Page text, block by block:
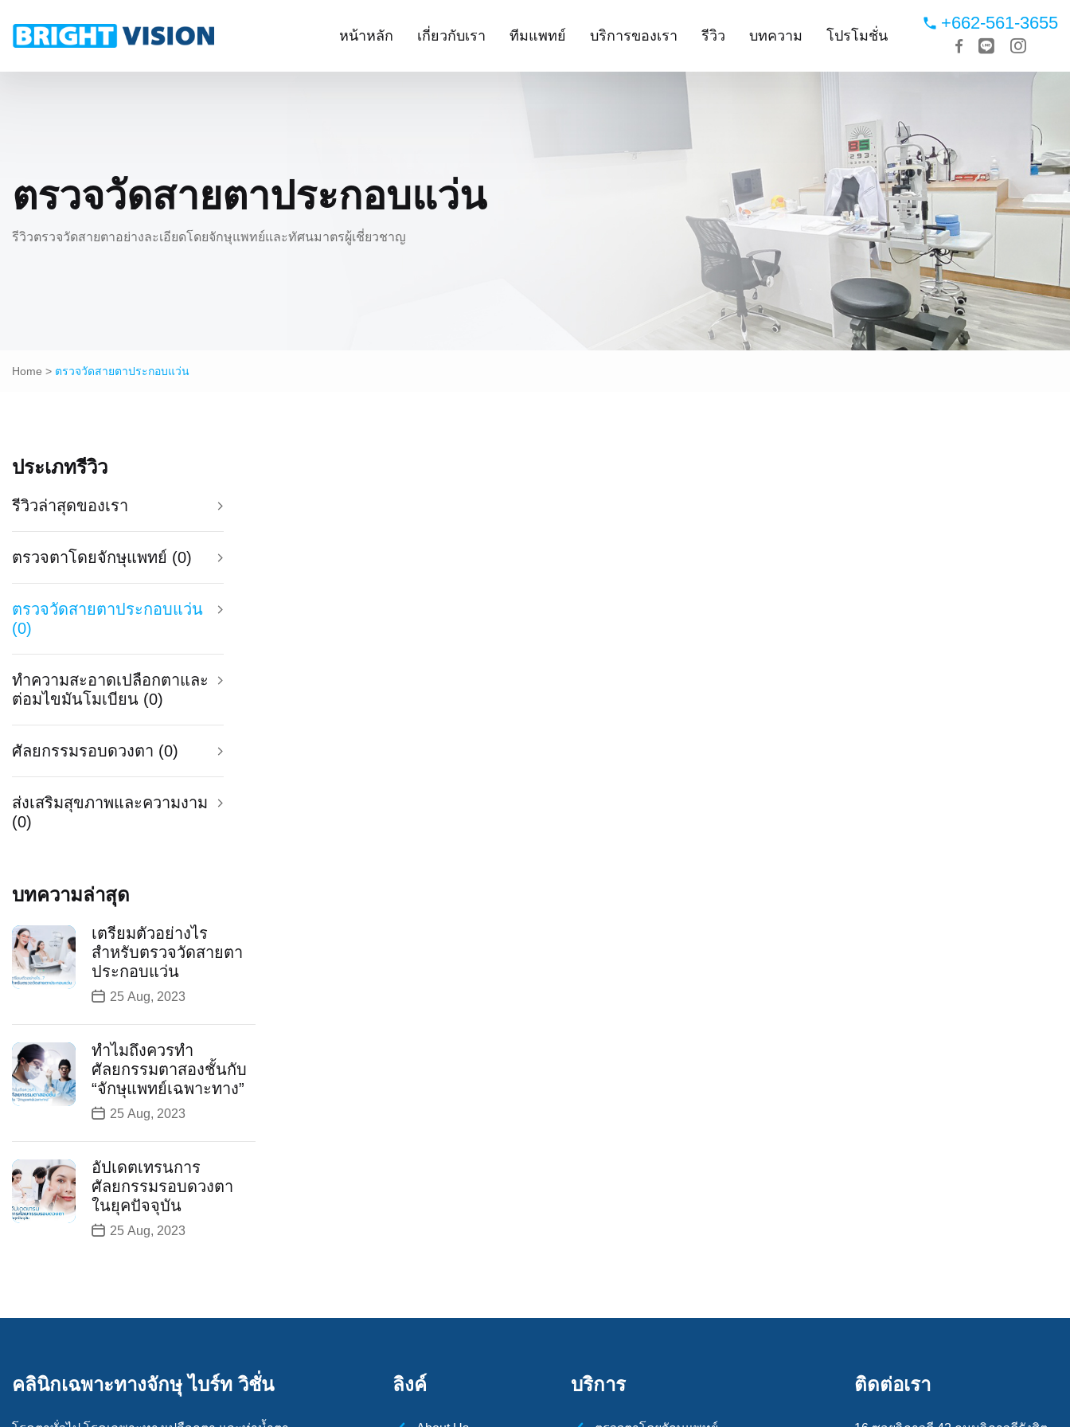
หน้าหลัก เกี่ยวกับเรา ทีมแพทย์ บริการของเรา รีวิว บทความ โปรโมชั่น
+662-561-3655
ตรวจวัดสายตาประกอบแว่น
รีวิวตรวจวัดสายตาอย่างละเอียดโดยจักษุแพทย์และทัศนมาตรผู้เชี่ยวชาญ
Home > ตรวจวัดสายตาประกอบแว่น
ประเภทรีวิว
รีวิวล่าสุดของเรา
ตรวจตาโดยจักษุแพทย์ (0)
ตรวจวัดสายตาประกอบแว่น
(0)
ทำความสะอาดเปลือกตาและ
ต่อมไขมันโมเบียน (0)
ศัลยกรรมรอบดวงตา (0)
ส่งเสริมสุขภาพและความงาม
(0)
บทความล่าสุด
เตรียมตัวอย่างไร
สำหรับตรวจวัดสายตา
ประกอบแว่น
25 Aug, 2023
ทำไมถึงควรทำ
ศัลยกรรมตาสองชั้นกับ
“จักษุแพทย์เฉพาะทาง”
25 Aug, 2023
อัปเดตเทรนการ
ศัลยกรรมรอบดวงตา
ในยุคปัจจุบัน
25 Aug, 2023
คลินิกเฉพาะทางจักษุ ไบร์ท วิชั่น ลิงค์ บริการ ติดต่อเรา